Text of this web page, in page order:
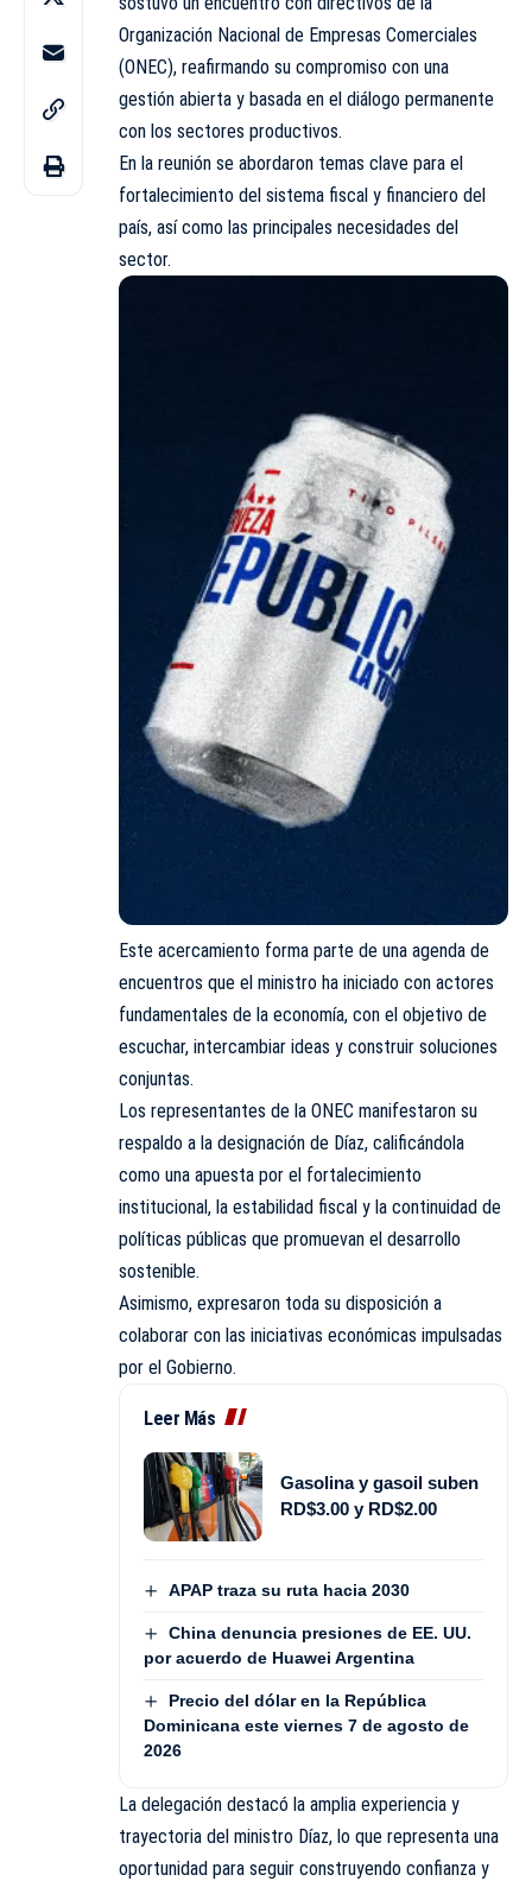
Organización Nacional de Empresas Comerciales
(ONEC), reafirmando su compromiso con una
gestión abierta y basada en el diálogo permanente
con los sectores productivos.
En la reunión se abordaron temas clave para el
fortalecimiento del sistema fiscal y financiero del
país, así como las principales necesidades del
sector.
Este acercamiento forma parte de una agenda de
encuentros que el ministro ha iniciado con actores
fundamentales de la economía, con el objetivo de
escuchar, intercambiar ideas y construir soluciones
conjuntas.
Los representantes de la ONEC manifestaron su
respaldo a la designación de Díaz, calificándola
como una apuesta por el fortalecimiento
institucional, la estabilidad fiscal y la continuidad de
políticas públicas que promuevan el desarrollo
sostenible.
Asimismo, expresaron toda su disposición a
colaborar con las iniciativas económicas impulsadas
por el Gobierno.
Leer Más
Gasolina y gasoil suben
RD$3.00 y RD$2.00
APAP traza su ruta hacia 2030
China denuncia presiones de EE. UU.
por acuerdo de Huawei Argentina
Precio del dólar en la República
Dominicana este viernes 7 de agosto de
2026
La delegación destacó la amplia experiencia y
trayectoria del ministro Díaz, lo que representa una
oportunidad para seguir construyendo confianza y